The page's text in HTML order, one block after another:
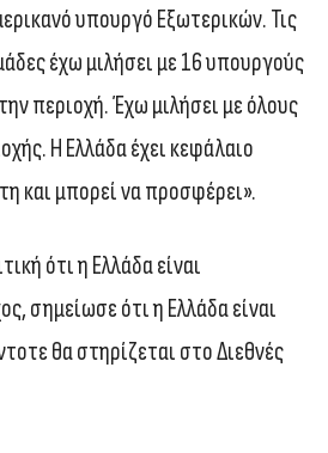
υπουργό Εξωτερικών. Τις
έχω μιλήσει με 16 υπουργούς
περιοχή. Έχω μιλήσει με όλους
Η Ελλάδα έχει κεφάλαιο
και μπορεί να προσφέρει».
ότι η Ελλάδα είναι
σημείωσε ότι η Ελλάδα είναι
θα στηρίζεται στο Διεθνές